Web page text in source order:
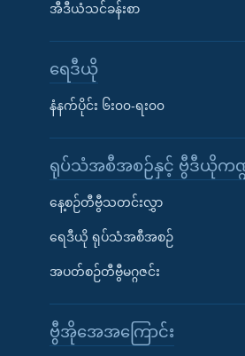
အီဒီယံသင်ခန်းစာ
ရေဒီယို
နံနက်ပိုင်း ၆း၀၀-ရး၀၀
ရုပ်သံအစီအစဉ်နှင့် ဗွီဒီယိုကဏ္ဍ
နေ့စဉ်တီဗွီသတင်းလွှာ
ရေဒီယို ရုပ်သံအစီအစဉ်
အပတ်စဉ်တီဗွီမဂ္ဂဇင်း
ဗွီအိုအေအကြောင်း